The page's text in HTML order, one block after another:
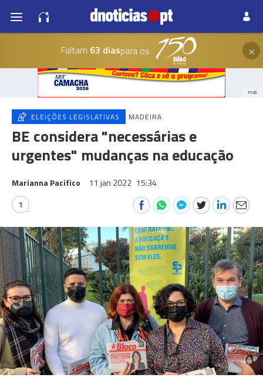
Faltam 63 diaspara os ×
PUB
ELEIÇÕES LEGISLATIVAS MADEIRA
BE considera "necessárias e
urgentes" mudanças na educação
Marianna Pacifico 11 jan 2022 15:34
1